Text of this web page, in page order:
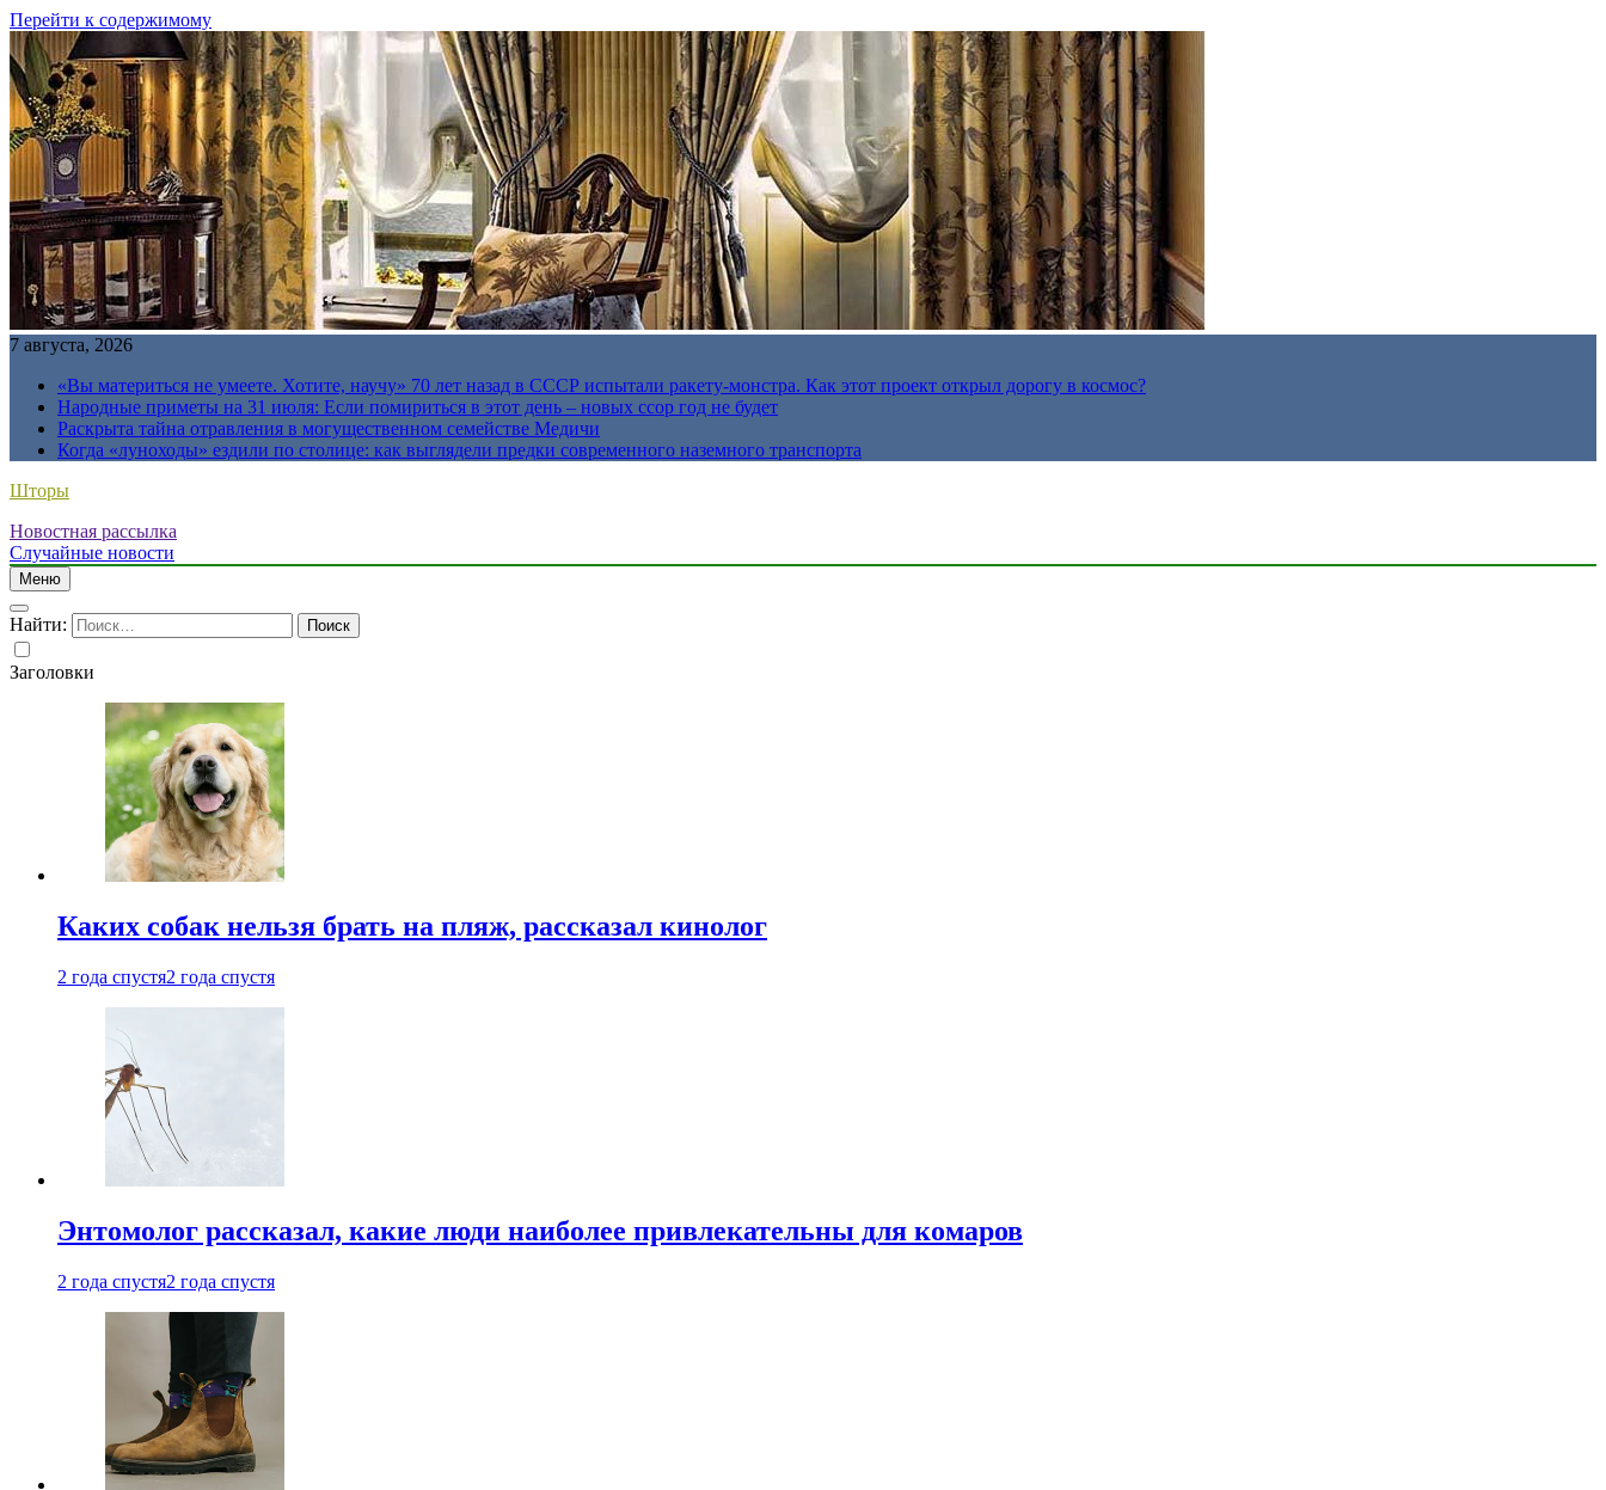
Перейти к содержимому
7 августа, 2026
«Вы материться не умеете. Хотите, научу» 70 лет назад в СССР испытали ракету-монстра. Как этот проект открыл дорогу в космос?
Народные приметы на 31 июля: Если помириться в этот день – новых ссор год не будет
Раскрыта тайна отравления в могущественном семействе Медичи
Когда «луноходы» ездили по столице: как выглядели предки современного наземного транспорта
Шторы
Новостная рассылка
Случайные новости
Меню
Найти:
Заголовки
Каких собак нельзя брать на пляж, рассказал кинолог
2 года спустя2 года спустя
Энтомолог рассказал, какие люди наиболее привлекательны для комаров
2 года спустя2 года спустя